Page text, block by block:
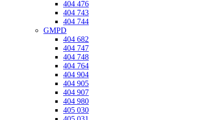
404 476
404 743
404 744
GMPD
404 682
404 747
404 748
404 764
404 904
404 905
404 907
404 980
405 030